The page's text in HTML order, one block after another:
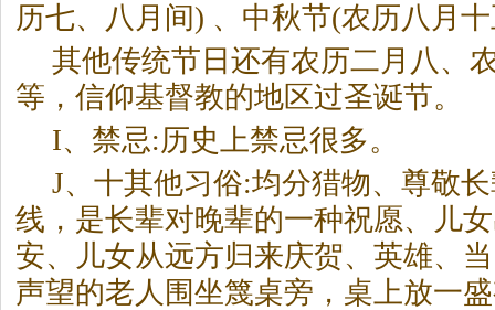
历七、八月间) 、中秋节(农历八月
其他传统节日还有农历二月八、
等，信仰基督教的地区过圣诞节。
I、禁忌:历史上禁忌很多。
J、十其他习俗:均分猎物、尊敬
线，是长辈对晚辈的一种祝愿、儿
安、儿女从远方归来庆贺、英雄、
声望的老人围坐篾桌旁，桌上放一